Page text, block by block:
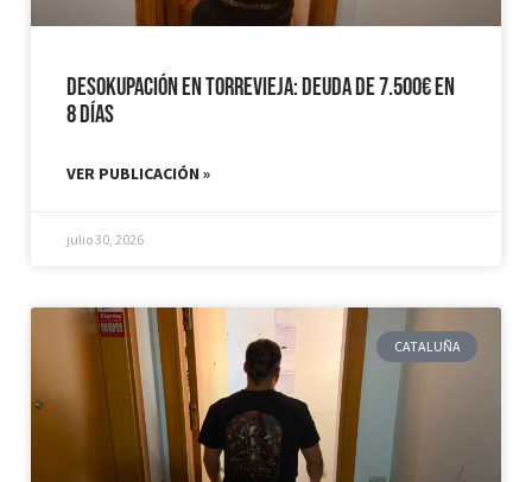
Desokupación en Torrevieja: Deuda de 7.500€ en
8 días
VER PUBLICACIÓN »
julio 30, 2026
CATALUÑA